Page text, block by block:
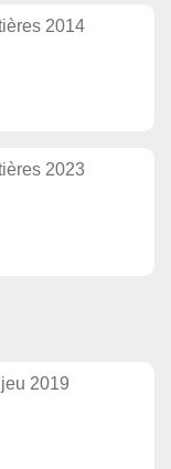
2014
2023
2019